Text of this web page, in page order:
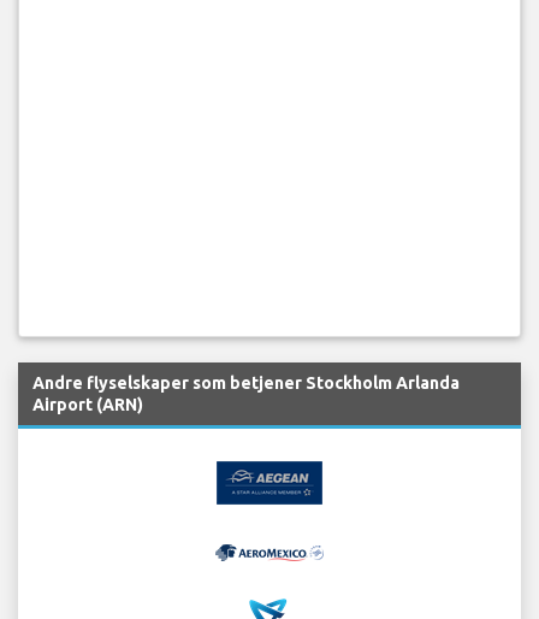
Andre flyselskaper som betjener Stockholm Arlanda
Airport (ARN)